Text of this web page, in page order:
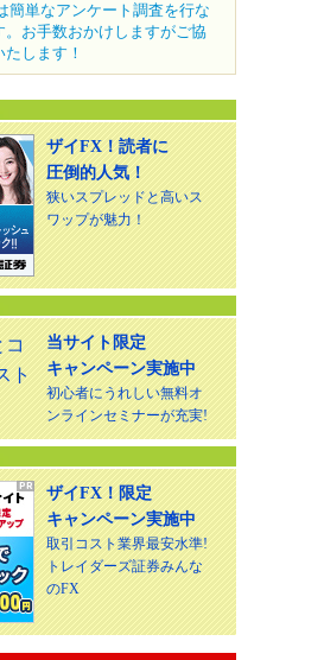
簡単なアンケート調査を行な
。お手数おかけしますがご協
します！
ザイFX！読者に
圧倒的人気！
狭いスプレッドと高いス
ワップが魅力！
当サイト限定
キャンペーン実施中
初心者にうれしい無料オ
ンラインセミナーが充実!
ザイFX！限定
キャンペーン実施中
取引コスト業界最安水準!
トレイダーズ証券みんな
のFX